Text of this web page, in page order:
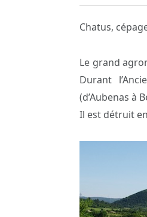
Chatus,
Le grand
Durant
(d’Aubenas à
Il est détruit